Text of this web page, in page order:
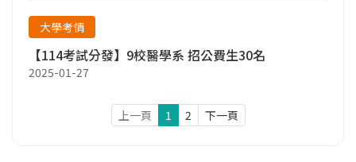
大學考情
【114考試分發】9校醫學系 招公費生30名
2025-01-27
上一頁 1 2 下一頁